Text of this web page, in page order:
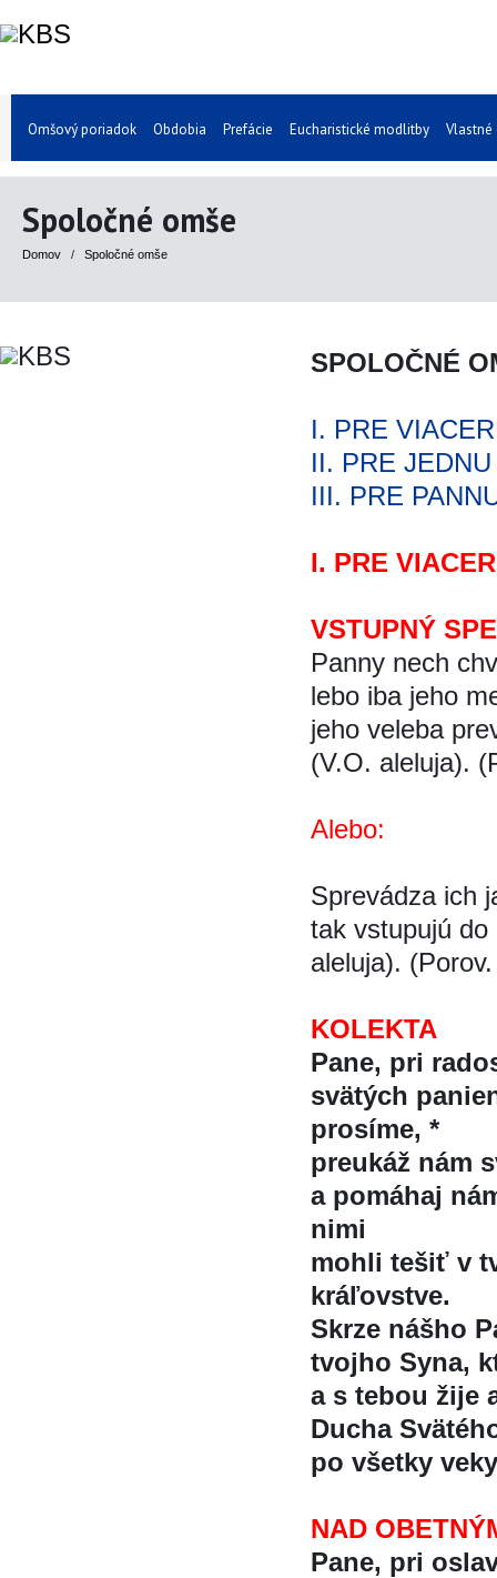
Omšový poriadok Obdobia Prefácie Eucharistické modlitby Vlastné
Spoločné omše
Domov / Spoločné omše
SPOLOČNÉ
I. PRE
II. PRE
III. PRE
I. PRE
VSTUPNÝ
Panny nech
lebo iba jeho
jeho veleba
(V.O. aleluja).
Alebo:
Sprevádza ich
tak vstupujú
aleluja).
KOLEKTA
Pane, pri
svätých
prosíme, *
preukáž nám
a pomáhaj
nimi
mohli tešiť v
kráľovstve.
Skrze nášho
tvojho Syna,
a s tebou žije
Ducha
po všetky
NAD
Pane, pri